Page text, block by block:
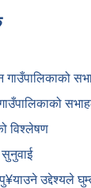
विश्लेषण
उद्देश्यले